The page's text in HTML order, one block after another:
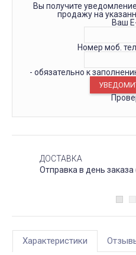
Вы получите
продажу на
Ваш
Номер моб.
- обязательно к
ДОСТАВКА
Отправка в день
Характеристики